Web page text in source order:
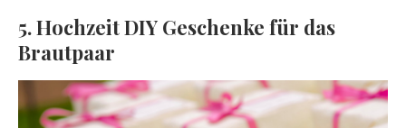
5. Hochzeit DIY Geschenke für das
Brautpaar